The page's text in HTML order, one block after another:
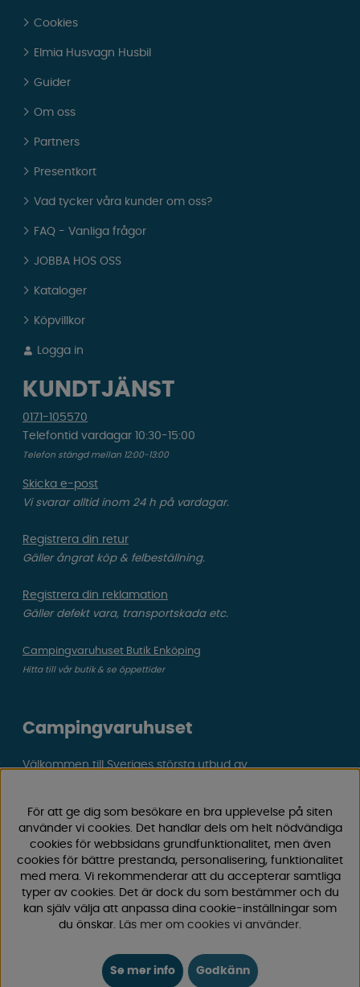
Cookies
Elmia Husvagn Husbil
Guider
Om oss
Partners
Presentkort
Vad tycker våra kunder om oss?
FAQ - Vanliga frågor
JOBBA HOS OSS
Kataloger
Köpvillkor
Logga in
KUNDTJÄNST
0171-105570
Telefontid vardagar 10:30-15:00
Telefon stängd mellan 12:00-13:00
Skicka e-post
Vi svarar alltid inom 24 h på vardagar.
Registrera din retur
Gäller ångrat köp & felbeställning.
Registrera din reklamation
Gäller defekt vara, transportskada etc.
Campingvaruhuset Butik Enköping
Hitta till vår butik & se öppettider
Campingvaruhuset
Välkommen till Sveriges största utbud av
camping och fritid.
Hos oss hittar du allt från reservdelar till smarta tillbehör
som gör din campingupplevelse smidigare och roligare.
Vi erbjuder hög kvalitet och konkurrenskraftiga priser –
både online och i vår fysiska butik i Enköping.
Följ oss på Facebook och Instagram för inspiration,
För att ge dig som besökare en bra upplevelse på siten
använder vi cookies. Det handlar dels om helt nödvändiga
cookies för webbsidans grundfunktionalitet, men även
cookies för bättre prestanda, personalisering, funktionalitet
med mera. Vi rekommenderar att du accepterar samtliga
typer av cookies. Det är dock du som bestämmer och du
kan själv välja att anpassa dina cookie-inställningar som
du önskar. Läs mer om cookies vi använder.
Se mer info Godkänn